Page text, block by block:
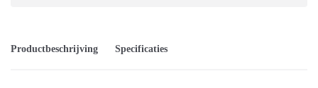
Productbeschrijving Specificaties